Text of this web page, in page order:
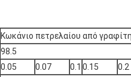
Κωκάνιο πετρελαίου από γραφίτη
98.5
0.05 0.07 0.1 0.15
0.2